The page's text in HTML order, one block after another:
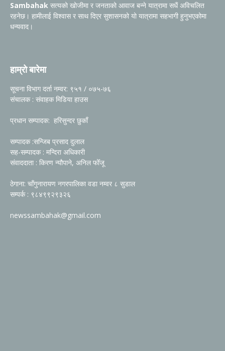
Sambahak सत्यको खोजीमा र जनताको आवाज बन्ने यात्रामा सधैं अविचलित
रहनेछ। हामीलाई विश्वास र साथ दिएर सुशासनको यो यात्रामा सहभागी हुनुभएकोमा
धन्यवाद।
हाम्रो बारेमा
सूचना विभाग दर्ता नम्वर: ९५१ / ०७५-७६
संचालक : संवाहक मिडिया हाउस
प्रधान सम्पादक: हरिसुन्दर छुकाँ
सम्पादक :सन्जिब प्रसाद दुलाल
सह-सम्पादक : मन्दिरा अधिकारी
संवाददाता : किरण न्यौपाने, अनिल फोँजू
ठेगाना: चाँगुनारायण नगरपालिका वडा नम्वर ८ सुडाल
सम्पर्क : ९८४९९२९३२६
newssambahak@gmail.com